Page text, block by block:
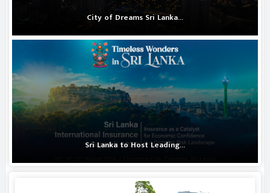
City of Dreams Sri Lanka...
Sri Lanka to Host Leading...